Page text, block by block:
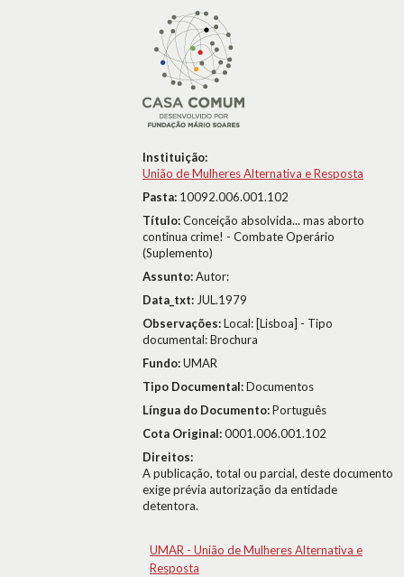
Instituição:
União de Mulheres Alternativa e Resposta
Pasta: 10092.006.001.102
Título:Conceição absolvida... mas aborto
continua crime! - Combate Operário
(Suplemento)
Assunto:Autor:
Data_txt: JUL.1979
Observações:Local: [Lisboa] - Tipo
documental: Brochura
Fundo:UMAR
Tipo Documental:Documentos
Língua do Documento:Português
Cota Original:0001.006.001.102
Direitos:
A publicação, total ou parcial, deste documento
exige prévia autorização da entidade
detentora.
UMAR - União de Mulheres Alternativa e
Resposta